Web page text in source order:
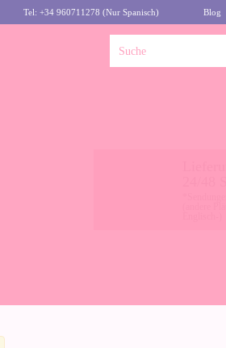
Tel: +34 960711278 (Nur Spanisch) Blog